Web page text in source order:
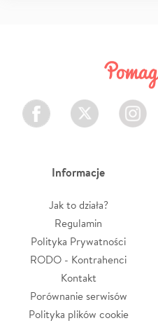
Facebook Twitter Instagram
Informacje
Jak to działa?
Regulamin
Polityka Prywatności
RODO - Kontrahenci
Kontakt
Porównanie serwisów
Polityka plików cookie